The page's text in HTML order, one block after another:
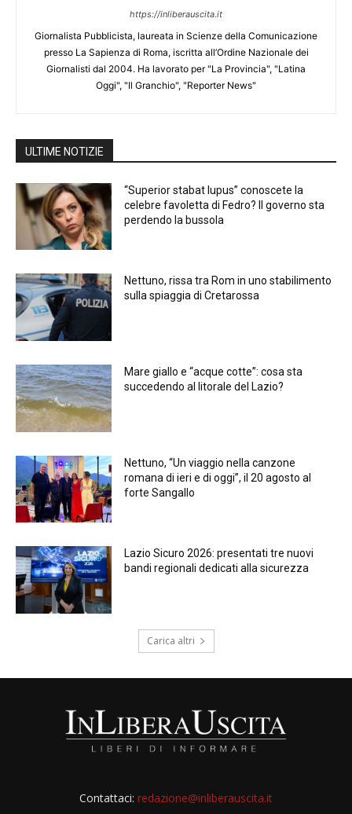
https://inliberauscita.it
Giornalista Pubblicista, laureata in Scienze della Comunicazione
presso La Sapienza di Roma, iscritta all’Ordine Nazionale dei
Giornalisti dal 2004. Ha lavorato per "La Provincia", "Latina
Oggi", "Il Granchio", "Reporter News"
ULTIME NOTIZIE
“Superior stabat lupus” conoscete la
celebre favoletta di Fedro? Il governo sta
perdendo la bussola
Nettuno, rissa tra Rom in uno stabilimento
sulla spiaggia di Cretarossa
Mare giallo e “acque cotte”: cosa sta
succedendo al litorale del Lazio?
Nettuno, “Un viaggio nella canzone
romana di ieri e di oggi”, il 20 agosto al
forte Sangallo
Lazio Sicuro 2026: presentati tre nuovi
bandi regionali dedicati alla sicurezza
Carica altri
Contattaci: redazione@inliberauscita.it